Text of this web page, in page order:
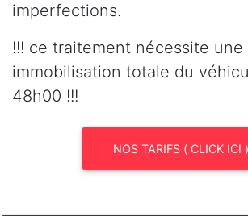
imperfections.
!!! ce traitement nécessite une
immobilisation totale du
48h00 !!!
NOS TARIFS ( CLICK ICI )